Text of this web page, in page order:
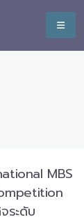
MBS
ระดับ